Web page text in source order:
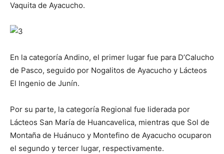
Vaquita de Ayacucho.
En la categoría Andino, el primer lugar fue para D’Calucho
de Pasco, seguido por Nogalitos de Ayacucho y Lácteos
El Ingenio de Junín.
Por su parte, la categoría Regional fue liderada por
Lácteos San María de Huancavelica, mientras que Sol de
Montaña de Huánuco y Montefino de Ayacucho ocuparon
el segundo y tercer lugar, respectivamente.